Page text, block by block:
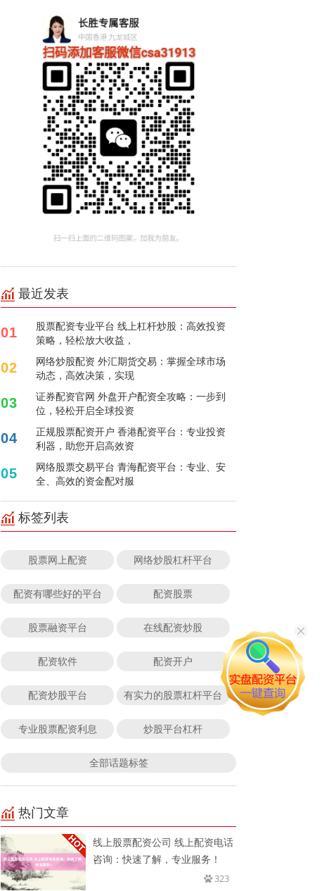
最近发表
01
股票配资专业平台 线上杠杆炒股：高效投资
策略，轻松放大收益，
02
网络炒股配资 外汇期货交易：掌握全球市场
动态，高效决策，实现
03
证券配资官网 外盘开户配资全攻略：一步到
位，轻松开启全球投资
04
正规股票配资开户 香港配资平台：专业投资
利器，助您开启高效资
05
网络股票交易平台 青海配资平台：专业、安
全、高效的资金配对服
标签列表
股票网上配资 网络炒股杠杆平台
配资有哪些好的平台 配资股票
股票融资平台 在线配资炒股
配资软件 配资开户
配资炒股平台 有实力的股票杠杆平台
专业股票配资利息 炒股平台杠杆
全部话题标签
热门文章
线上股票配资公司 线上配资电话
咨询：快速了解，专业服务！
323